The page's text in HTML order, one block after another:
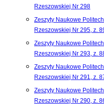
Rzeszowskiej Nr 298
Zeszyty Naukowe
Rzeszowskiej Nr 295, z.
Zeszyty Naukowe
Rzeszowskiej Nr 293, z.
Zeszyty Naukowe
Rzeszowskiej Nr 291, z.
Zeszyty Naukowe
Rzeszowskiej Nr 290, z.